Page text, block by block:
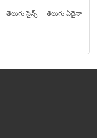
తెలుగు సైన్స్
తెలుగు ఏదైనా